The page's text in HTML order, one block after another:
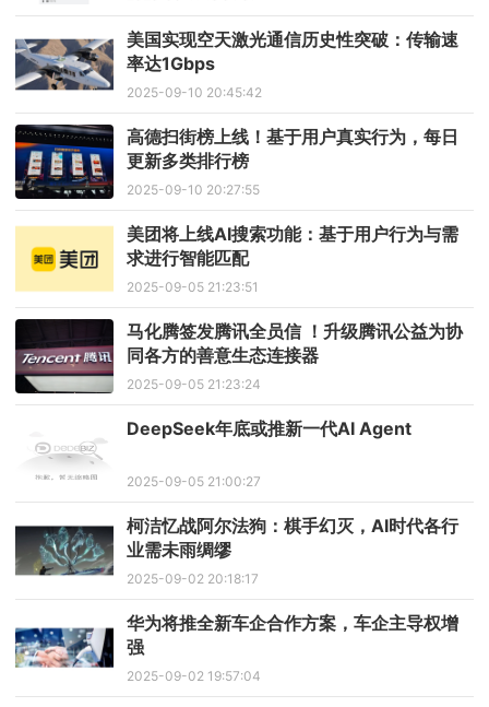
美国实现空天激光通信历史性突破：传输速
率达1Gbps
2025-09-10 20:45:42
高德扫街榜上线！基于用户真实行为，每日
更新多类排行榜
2025-09-10 20:27:55
美团将上线AI搜索功能：基于用户行为与需
求进行智能匹配
2025-09-05 21:23:51
马化腾签发腾讯全员信 ！升级腾讯公益为协
同各方的善意生态连接器
2025-09-05 21:23:24
DeepSeek年底或推新一代AI Agent
2025-09-05 21:00:27
柯洁忆战阿尔法狗：棋手幻灭，AI时代各行
业需未雨绸缪
2025-09-02 20:18:17
华为将推全新车企合作方案，车企主导权增
强
2025-09-02 19:57:04